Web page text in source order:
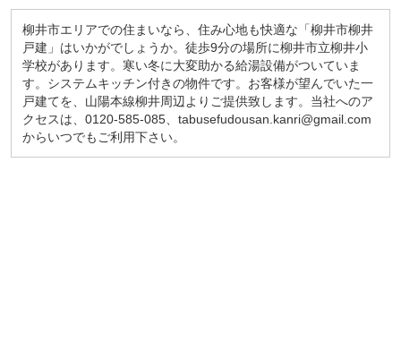
柳井市エリアでの住まいなら、住み心地も快適な「柳井市柳井
戸建」はいかがでしょうか。徒歩9分の場所に柳井市立柳井小
学校があります。寒い冬に大変助かる給湯設備がついていま
す。システムキッチン付きの物件です。お客様が望んでいた一
戸建てを、山陽本線柳井周辺よりご提供致します。当社へのア
クセスは、0120-585-085、tabusefudousan.kanri@gmail.com
からいつでもご利用下さい。